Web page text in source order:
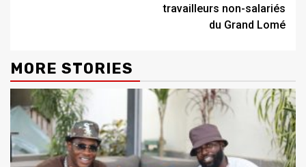
travailleurs non-salariés
du Grand Lomé
MORE STORIES